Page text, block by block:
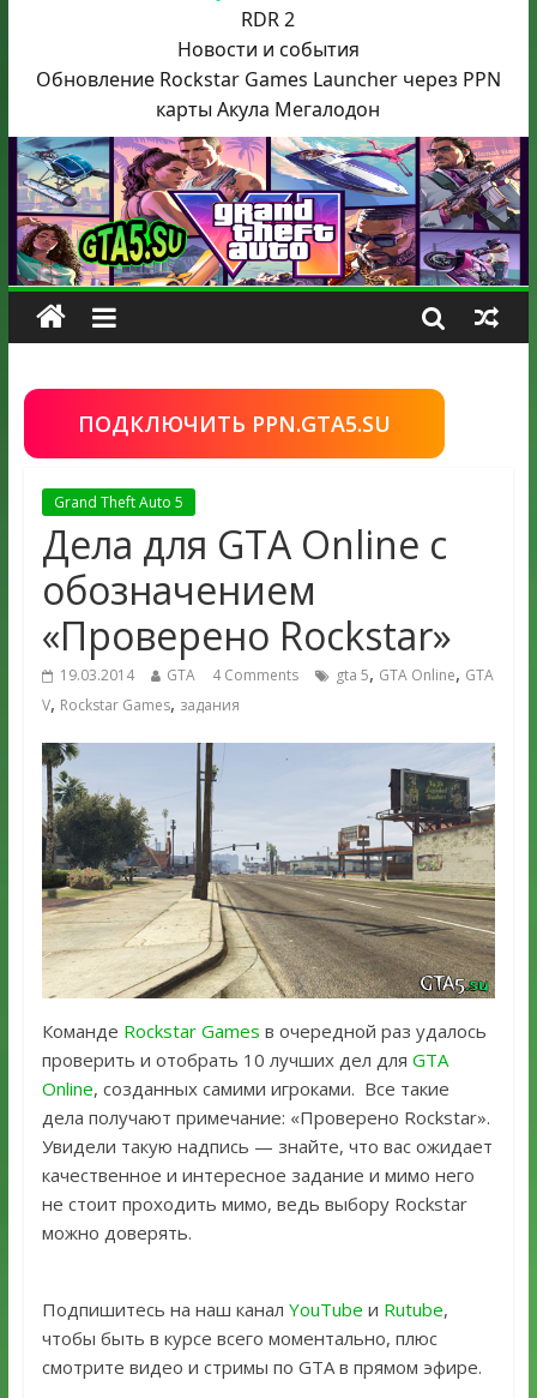
RDR 2
Новости и события
Обновление Rockstar Games Launcher через PPN
карты Акула Мегалодон
ПОДКЛЮЧИТЬ PPN.GTA5.SU
Grand Theft Auto 5
Дела для GTA Online с
обозначением
«Проверено Rockstar»
19.03.2014 GTA 4 Comments gta 5, GTA Online, GTA
V, Rockstar Games, задания
Команде Rockstar Games в очередной раз удалось
проверить и отобрать 10 лучших дел для GTA
Online, созданных самими игроками. Все такие
дела получают примечание: «Проверено Rockstar».
Увидели такую надпись — знайте, что вас ожидает
качественное и интересное задание и мимо него
не стоит проходить мимо, ведь выбору Rockstar
можно доверять.
Подпишитесь на наш канал YouTube и Rutube,
чтобы быть в курсе всего моментально, плюс
смотрите видео и стримы по GTA в прямом эфире.